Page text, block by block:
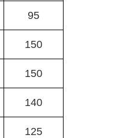
95
150
150
140
125